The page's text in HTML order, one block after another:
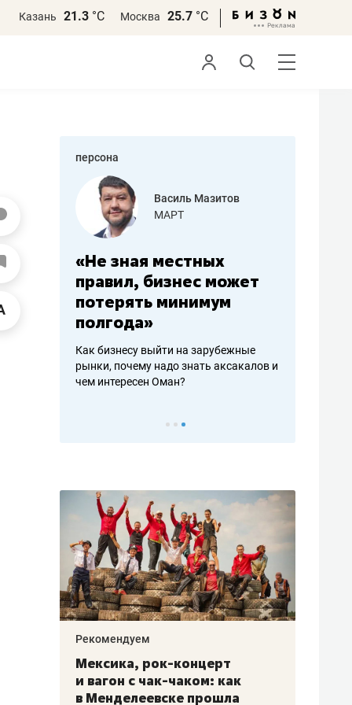
Казань 21.3 °С Москва 25.7 °С
персона
работа
Василь Мазитов
МАРТ
«Не зная местных
правил, бизнес может
потерять минимум
полгода»
Как бизнесу выйти на зарубежные
рынки, почему надо знать аксакалов и
чем интересен Оман?
Рекомендуем
Мексика, рок-концерт
и вагон с чак-чаком: как
в Менделеевске прошла